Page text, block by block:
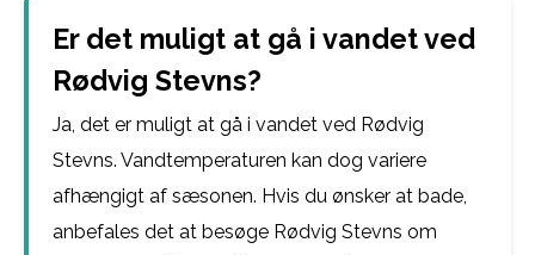
Er det muligt at gå i vandet ved
Rødvig Stevns?
Ja, det er muligt at gå i vandet ved Rødvig
Stevns. Vandtemperaturen kan dog variere
afhængigt af sæsonen. Hvis du ønsker at bade,
anbefales det at besøge Rødvig Stevns om